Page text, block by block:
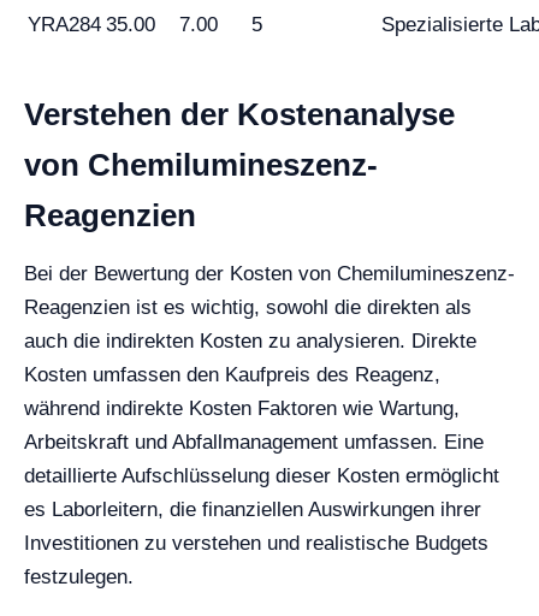
YRA284 35.00 7.00 5 Spezialisierte
Verstehen der Kostenanalyse
von Chemilumineszenz-
Reagenzien
Bei der Bewertung der Kosten von Chemilumineszenz-
Reagenzien ist es wichtig, sowohl die direkten als
auch die indirekten Kosten zu analysieren. Direkte
Kosten umfassen den Kaufpreis des Reagenz,
während indirekte Kosten Faktoren wie Wartung,
Arbeitskraft und Abfallmanagement umfassen. Eine
detaillierte Aufschlüsselung dieser Kosten ermöglicht
es Laborleitern, die finanziellen Auswirkungen ihrer
Investitionen zu verstehen und realistische Budgets
festzulegen.